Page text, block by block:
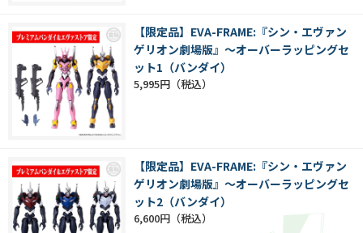
【限定品】EVA-FRAME:『シン・エヴァン
ゲリオン劇場版』～オーバーラッピングセ
ット1（バンダイ）
5,995円
【限定品】EVA-FRAME:『シン・エヴァン
ゲリオン劇場版』～オーバーラッピングセ
ット2（バンダイ）
6,600円